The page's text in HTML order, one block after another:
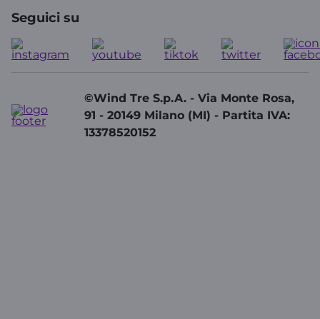
Seguici su
©Wind Tre S.p.A. - Via Monte Rosa,
91 - 20149 Milano (MI) - Partita IVA:
13378520152